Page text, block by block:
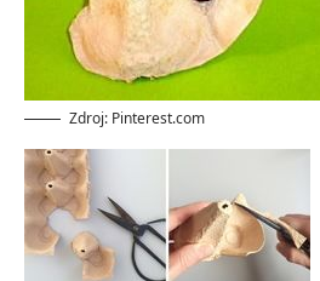
Zdroj: Pinterest.com